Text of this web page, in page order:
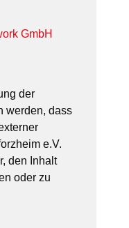
GmbH
der
werden, dass
e.V.
den Inhalt
oder zu